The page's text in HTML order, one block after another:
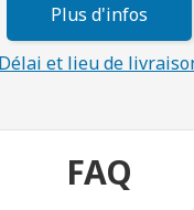
Plus d'infos
Délai et lieu de
FAQ